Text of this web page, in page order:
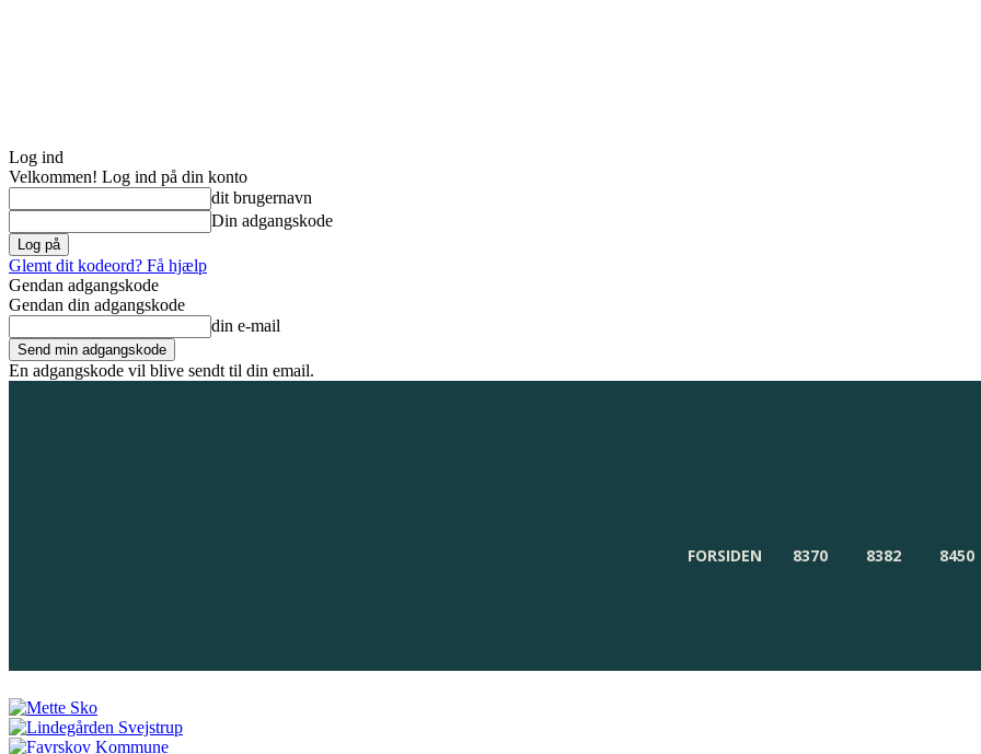
Log ind
Velkommen! Log ind på din konto
dit brugernavn
Din adgangskode
Glemt dit kodeord? Få hjælp
Gendan adgangskode
Gendan din adgangskode
din e-mail
En adgangskode vil blive sendt til din email.
FORSIDEN 8370 8382 8450